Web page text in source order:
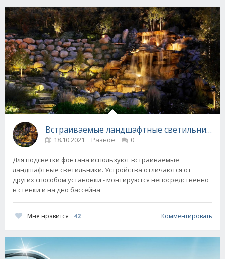
Встраиваемые ландшафтные светильники
18.10.2021 Разное 0
Для подсветки фонтана используют встраиваемые
ландшафтные светильники. Устройства отличаются от
других способом установки - монтируются непосредственно
в стенки и на дно бассейна
Мне нравится 42 Комментировать